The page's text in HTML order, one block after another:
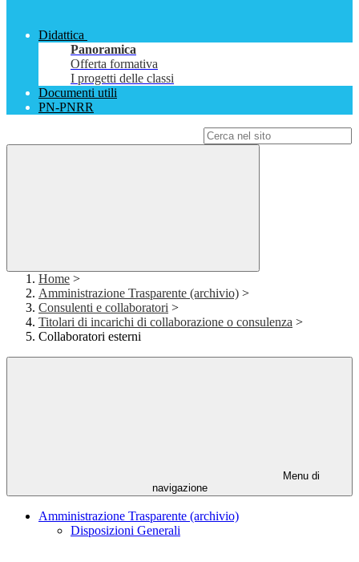
Didattica
Panoramica
Offerta formativa
I progetti delle classi
Documenti utili
PN-PNRR
Home >
Amministrazione Trasparente (archivio) >
Consulenti e collaboratori >
Titolari di incarichi di collaborazione o consulenza >
Collaboratori esterni
Menu di
navigazione
Amministrazione Trasparente (archivio)
Disposizioni Generali